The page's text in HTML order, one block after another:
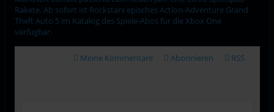
Rakete. Ab sofort ist Rockstars episches Action-Adventure Grand
Theft Auto 5 im Katalog des Spiele-Abos für die Xbox One
verfügbar.
Meine Kommentare Abonnieren RSS